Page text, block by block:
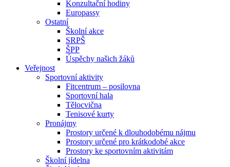
Konzultační hodiny
Europassy
Ostatní
Školní akce
SRPŠ
ŠPP
Úspěchy našich žáků
Veřejnost
Sportovní aktivity
Fitcentrum – posilovna
Sportovní hala
Tělocvična
Tenisové kurty
Pronájmy
Prostory určené k dlouhodobému nájmu
Prostory určené pro krátkodobé akce
Prostory ke sportovním aktivitám
Školní jídelna